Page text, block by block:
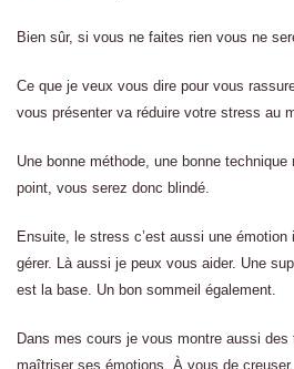
Bien sûr, si vous ne faites rien vous ne
Ce que je veux vous dire pour vous
vous présenter va réduire votre stress au
Une bonne méthode, une bonne
point, vous serez donc blindé.
Ensuite, le stress c’est aussi une émotion
gérer. Là aussi je peux vous aider. Une
est la base. Un bon sommeil également.
Dans mes cours je vous montre aussi
maîtriser ses émotions. À vous de creuser.